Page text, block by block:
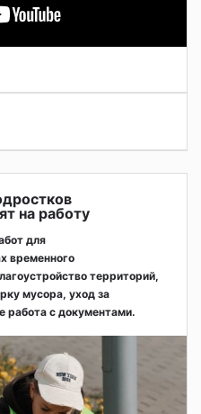
на работу
для
временного
территорий,
мусора, уход за
работа с документами.